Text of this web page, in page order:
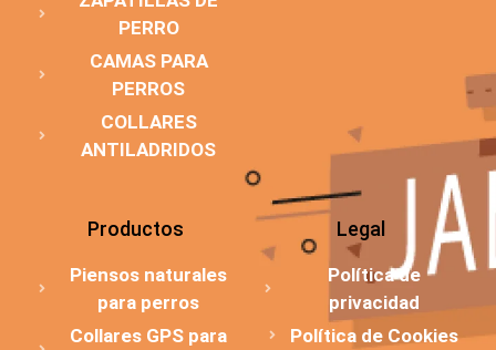
PERRO
CAMAS PARA
PERROS
COLLARES
ANTILADRIDOS
Productos
Piensos naturales
para perros
Collares GPS para
Legal
Política de
privacidad
Política de Cookies